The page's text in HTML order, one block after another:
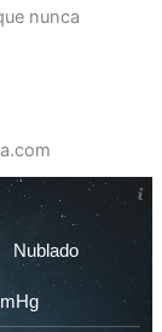
nunca
Nublado